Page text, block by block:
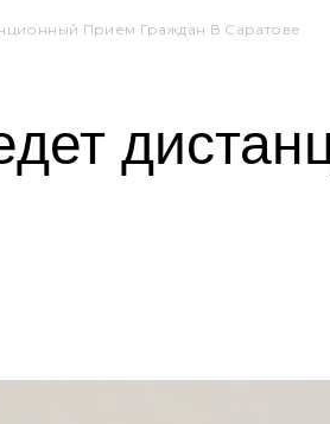
Прием Граждан В Саратове